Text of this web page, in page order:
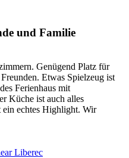
und Familie
Genügend Platz für
Etwas Spielzeug ist
Ferienhaus mit
Küche ist auch alles
echtes Highlight. Wir
Liberec